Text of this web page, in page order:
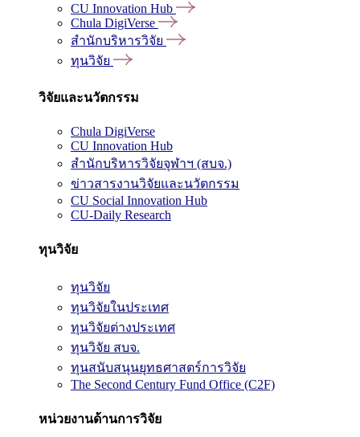
CU Innovation Hub
Chula DigiVerse
สำนักบริหารวิจัย
ทุนวิจัย
วิจัยและนวัตกรรม
Chula DigiVerse
CU Innovation Hub
สำนักบริหารวิจัยจุฬาฯ (สบจ.)
ข่าวสารงานวิจัยและนวัตกรรม
CU Social Innovation Hub
CU-Daily Research
ทุนวิจัย
ทุนวิจัย
ทุนวิจัยในประเทศ
ทุนวิจัยต่างประเทศ
ทุนวิจัย สบจ.
ทุนสนับสนุนยุทธศาสตร์การวิจัย
The Second Century Fund Office (C2F)
หน่วยงานด้านการวิจัย